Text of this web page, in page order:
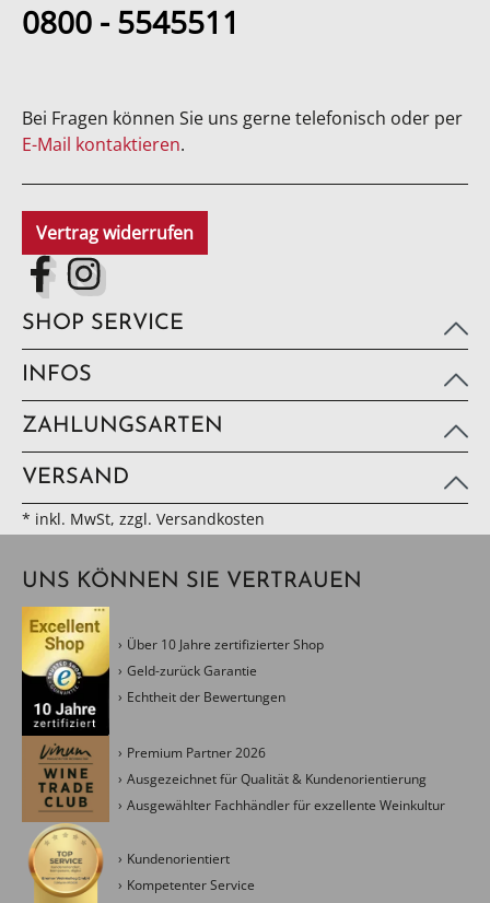
0800 - 5545511
Bei Fragen können Sie uns gerne telefonisch oder per
E-Mail kontaktieren.
Vertrag widerrufen
SHOP SERVICE
INFOS
ZAHLUNGSARTEN
VERSAND
* inkl. MwSt, zzgl. Versandkosten
UNS KÖNNEN SIE VERTRAUEN
Über 10 Jahre zertifizierter Shop
Geld-zurück Garantie
Echtheit der Bewertungen
Premium Partner 2026
Ausgezeichnet für Qualität & Kundenorientierung
Ausgewählter Fachhändler für exzellente Weinkultur
Kundenorientiert
Kompetenter Service